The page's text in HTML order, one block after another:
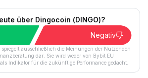
über Dingocoin (DINGO)?
Negativ
spiegelt ausschließlich die Meinungen der Nutzenden
dar. Sie wird weder von Bybit EU
Indikator für die zukünftige Performance gedacht.